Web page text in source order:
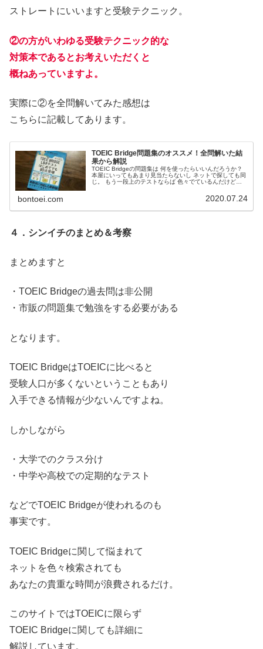
ストレートにいいますと受験テクニック。
②の方がいわゆる受験テクニック的な
対策本であるとお考えいただくと
概ねあっていますよ。
実際に②を全問解いてみた感想は
こちらに記載してあります。
TOEIC Bridge問題集のオススメ！全問解いた結
果から解説
TOEIC Bridgeの問題集は 何を使ったらいいんだろうか？
本屋にいってもあまり見当たらないし ネットで探しても同
じ。 もう一段上のテストならば 色々でているんだけど。
bontoei.com 2020.07.24
４．シンイチのまとめ＆考察
まとめますと
・TOEIC Bridgeの過去問は非公開
・市販の問題集で勉強をする必要がある
となります。
TOEIC BridgeはTOEICに比べると
受験人口が多くないということもあり
入手できる情報が少ないんですよね。
しかしながら
・大学でのクラス分け
・中学や高校での定期的なテスト
などでTOEIC Bridgeが使われるのも
事実です。
TOEIC Bridgeに関して悩まれて
ネットを色々検索されても
あなたの貴重な時間が浪費されるだけ。
このサイトではTOEICに限らず
TOEIC Bridgeに関しても詳細に
解説しています。